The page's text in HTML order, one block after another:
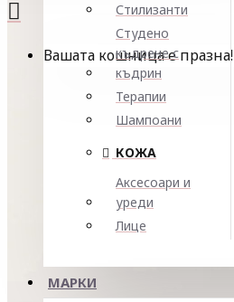
Стилизанти
Студено
къдрене с
къдрин
Терапии
Шампоани
КОЖА
Аксесоари и
уреди
Лице
МАРКИ
Вашата кошница е празна!